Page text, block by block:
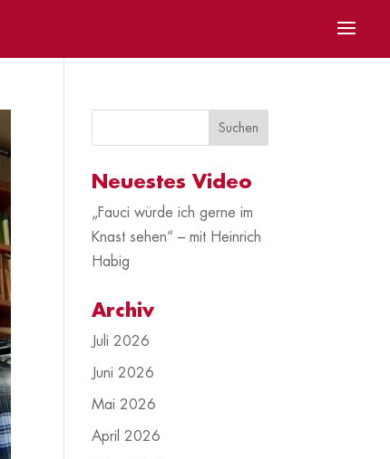
Neuestes Video
„Fauci würde ich gerne im
Knast sehen“ – mit Heinrich
Habig
Archiv
Juli 2026
Juni 2026
Mai 2026
April 2026